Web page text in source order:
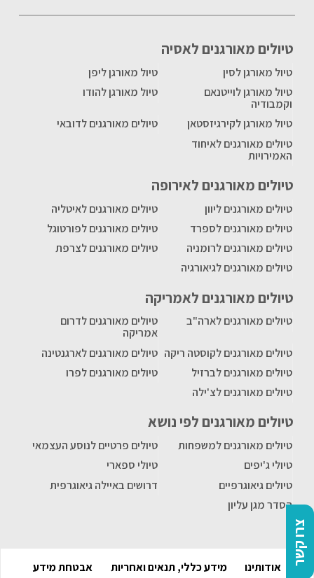
צרו קשר
טיולים מאורגנים לאסיה
טיול מאורגן לסין
טיול מאורגן ליפן
טיול מאורגן לוייטנאם
וקמבודיה
טיול מאורגן להודו
טיול מאורגן לקירגיזסטאן
טיולים מאורגנים לדובאי
טיולים מאורגנים לאיחוד
האמירויות
טיולים מאורגנים לאירופה
טיולים מאורגנים ליוון
טיולים מאורגנים לאיטליה
טיולים מאורגנים לספרד
טיולים מאורגנים לפורטוגל
טיולים מאורגנים לרומניה
טיולים מאורגנים לצרפת
טיולים מאורגנים לגיאורגיה
טיולים מאורגנים לאמריקה
טיולים מאורגנים לארה"ב
טיולים מאורגנים לדרום
אמריקה
טיולים מאורגנים לקוסטה ריקה טיולים מאורגנים לארגנטינה
טיולים מאורגנים לברזיל
טיולים מאורגנים לפרו
טיולים מאורגנים לצ'ילה
טיולים מאורגנים לפי נושא
טיולים מאורגנים למשפחות
טיולים פרטיים לנוסע העצמאי
טיולי ג'יפים
טיולי ספארי
טיולים גיאוגרפיים
דרושים באיילה גיאוגרפית
הסדר מגן עליון
אודותינו מידע כללי, תנאים ואחריות אבטחת מידע